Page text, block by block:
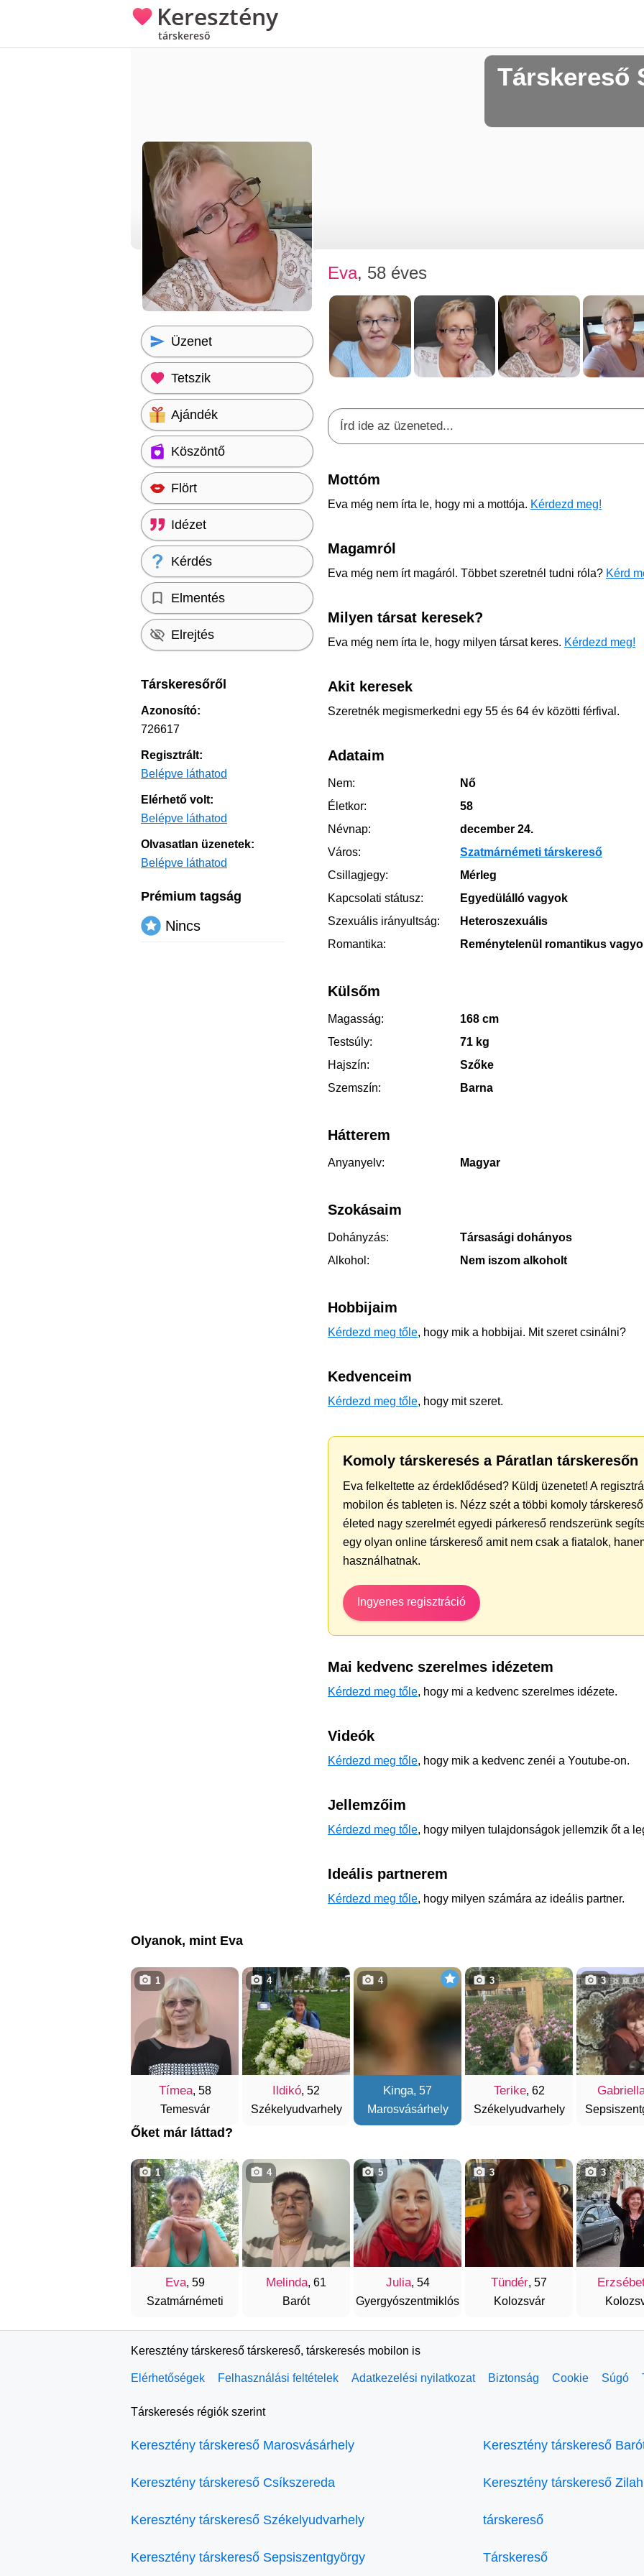
Keresztény
társkereső
Társkereső
Eva, 58 éves
Mottóm
Eva még nem írta le, hogy mi a mottója. Kérdezd meg!
Magamról
Eva még nem írt magáról. Többet szeretnél tudni róla? Kérd
Milyen társat keresek?
Eva még nem írta le, hogy milyen társat keres. Kérdezd meg!
Akit keresek
Szeretnék megismerkedni egy 55 és 64 év közötti férfival.
Adataim
Nem:
Nő
Életkor:
58
Névnap:
december 24.
Város:
Szatmárnémeti társkereső
Csillagjegy:
Mérleg
Kapcsolati státusz:
Egyedülálló vagyok
Szexuális irányultság:
Heteroszexuális
Romantika:
Reménytelenül romantikus
Külsőm
Magasság:
168 cm
Testsúly:
71 kg
Hajszín:
Szőke
Szemszín:
Barna
Hátterem
Anyanyelv: Magyar
Szokásaim
Dohányzás:
Társasági dohányos
Alkohol:
Nem iszom alkoholt
Hobbijaim
Kérdezd meg tőle, hogy mik a hobbijai. Mit szeret csinálni?
Kedvenceim
Kérdezd meg tőle, hogy mit szeret.
Komoly társkeresés a Páratlan társkeresőn
Eva felkeltette az érdeklődésed? Küldj üzenetet! A
mobilon és tableten is. Nézz szét a többi komoly
életed nagy szerelmét egyedi párkereső rendszerünk
egy olyan online társkereső amit nem csak a fiatalok,
használhatnak.
Ingyenes regisztráció
Mai kedvenc szerelmes idézetem
Kérdezd meg tőle, hogy mi a kedvenc szerelmes idézete.
Videók
Kérdezd meg tőle, hogy mik a kedvenc zenéi a Youtube-on.
Jellemzőim
Kérdezd meg tőle, hogy milyen tulajdonságok jellemzik őt a
Ideális partnerem
Kérdezd meg tőle, hogy milyen számára az ideális partner.
Üzenet
Tetszik
Ajándék
Köszöntő
Flört
Idézet
Kérdés
Elmentés
Elrejtés
Társkeresőről
Azonosító:
726617
Regisztrált:
Belépve láthatod
Elérhető volt:
Belépve láthatod
Olvasatlan üzenetek:
Belépve láthatod
Prémium tagság
Nincs
Olyanok, mint Eva
Tímea, 58
Temesvár
1
Ildikó, 52
Székelyudvarhely
4
Kinga, 57
Marosvásárhely
4
Terike, 62
Székelyudvarhely
3 3
Őket már láttad?
Eva, 59
Szatmárnémeti
1
Melinda, 61
Barót
4
Julia, 54
Gyergyószentmiklós
5
Tündér, 57
Kolozsvár
3 3
Keresztény társkereső társkereső, társkeresés mobilon is
Elérhetőségek Felhasználási feltételek Adatkezelési nyilatkozat Biztonság Cookie Súgó
Társkeresés régiók szerint
Keresztény társkereső Marosvásárhely
Keresztény társkereső Csíkszereda
Keresztény társkereső Székelyudvarhely
Keresztény társkereső Sepsiszentgyörgy
Keresztény társkereső
Keresztény társkereső Zilah
társkereső
Társkereső